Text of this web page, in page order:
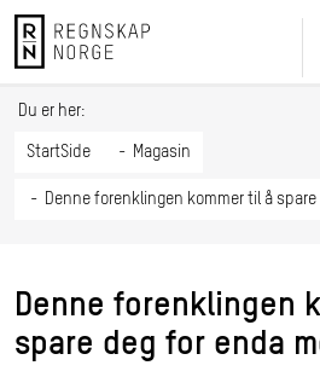
Du er her:
StartSide Magasin
Denne forenklingen kommer til å
Denne forenklingen
spare deg for enda